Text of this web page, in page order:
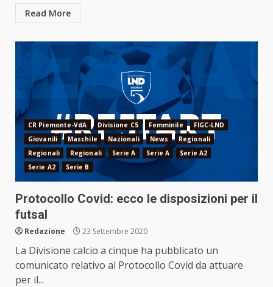
Read More
CR Piemonte-VdA Divisione C5 Femminile
FIGC-LND
Giovanili
Maschile Nazionali News
Regionali
Regionali
Regionali Serie A Serie A
Serie A2
Serie A2
Serie B
Protocollo Covid: ecco le disposizioni per il
futsal
Redazione 23 Settembre 2020
La Divisione calcio a cinque ha pubblicato un
comunicato relativo al Protocollo Covid da attuare
per il...